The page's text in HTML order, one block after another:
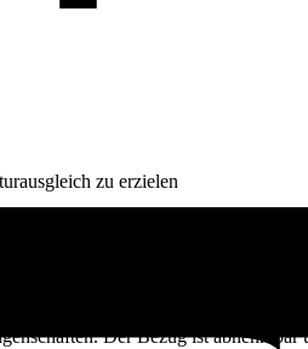
zu erzielen
Der Bezug ist